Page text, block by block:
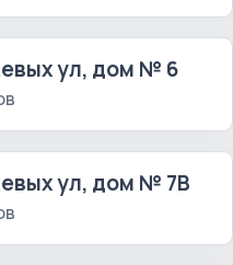
ул, дом № 6
ул, дом № 7В